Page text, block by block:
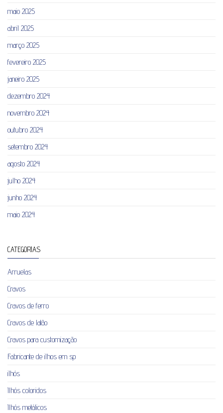
maio 2025
abril 2025
março 2025
fevereiro 2025
janeiro 2025
dezembro 2024
novembro 2024
outubro 2024
setembro 2024
agosto 2024
julho 2024
junho 2024
maio 2024
CATEGORIAS
Arruelas
Cravos
Cravos de ferro
Cravos de latão
Cravos para customização
Fabricante de ilhos em sp
ilhós
Ilhós coloridos
Ilhós metálicos